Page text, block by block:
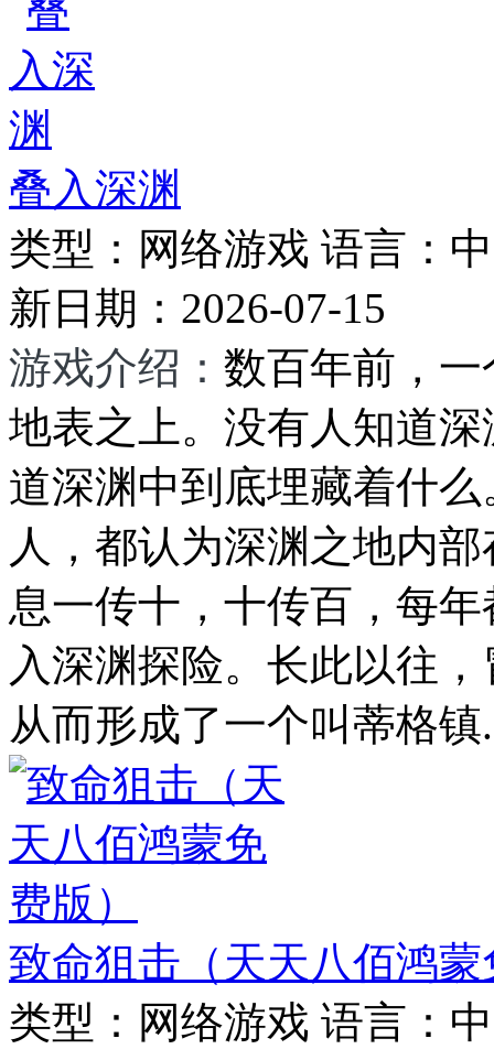
叠入深渊
类型： 网络游戏 语言：
新日期： 2026-07-15
游戏介绍： 数百年前，
地表之上。没有人知道
道深渊中到底埋藏着什
人，都认为深渊之地内
息一传十，十传百，每
入深渊探险。长此以往
从而形成了一个叫蒂格镇
致命狙击（天天八佰鸿
类型： 网络游戏 语言：